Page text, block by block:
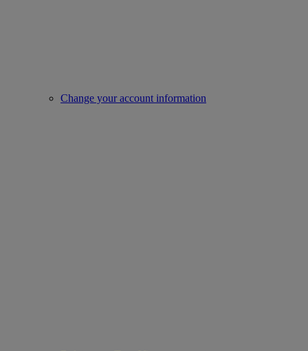
Change your account information